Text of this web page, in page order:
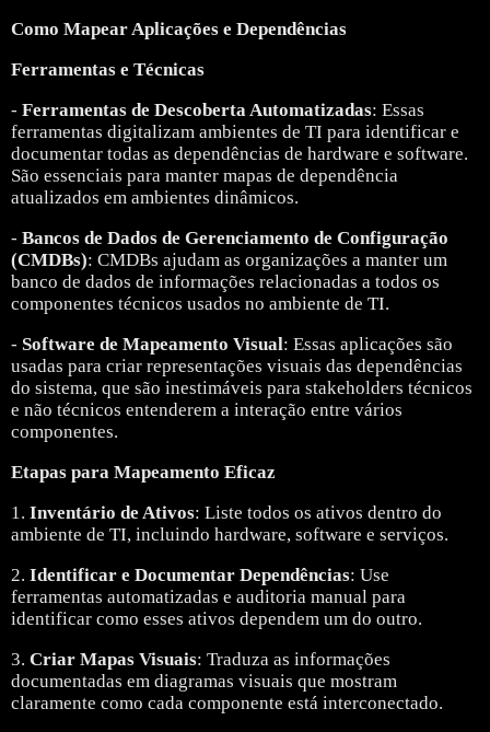
Como Mapear Aplicações e Dependências
Ferramentas e Técnicas
- Ferramentas de Descoberta Automatizadas: Essas
ferramentas digitalizam ambientes de TI para identificar e
documentar todas as dependências de hardware e software.
São essenciais para manter mapas de dependência
atualizados em ambientes dinâmicos.
- Bancos de Dados de Gerenciamento de Configuração
(CMDBs): CMDBs ajudam as organizações a manter um
banco de dados de informações relacionadas a todos os
componentes técnicos usados no ambiente de TI.
- Software de Mapeamento Visual: Essas aplicações são
usadas para criar representações visuais das dependências
do sistema, que são inestimáveis para stakeholders técnicos
e não técnicos entenderem a interação entre vários
componentes.
Etapas para Mapeamento Eficaz
1. Inventário de Ativos: Liste todos os ativos dentro do
ambiente de TI, incluindo hardware, software e serviços.
2. Identificar e Documentar Dependências: Use
ferramentas automatizadas e auditoria manual para
identificar como esses ativos dependem um do outro.
3. Criar Mapas Visuais: Traduza as informações
documentadas em diagramas visuais que mostram
claramente como cada componente está interconectado.